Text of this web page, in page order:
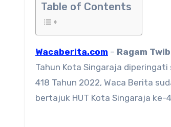
Table of Contents
Wacaberita.com – Ragam
Tahun Kota Singaraja
418 Tahun 2022, Waca Berita
bertajuk HUT Kota Singaraja ke-